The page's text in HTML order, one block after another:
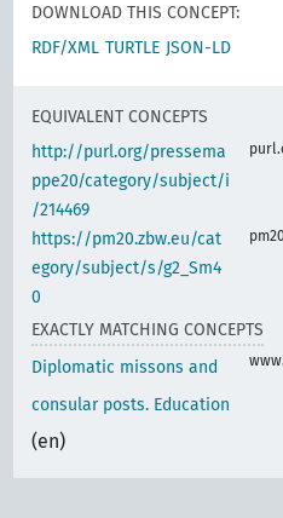
DOWNLOAD THIS CONCEPT:
RDF/XML TURTLE JSON-LD
EQUIVALENT CONCEPTS
http://purl.org/pressema
ppe20/category/subject/i
/214469
https://pm20.zbw.eu/cat
egory/subject/s/g2_Sm4
0
EXACTLY MATCHING CONCEPTS
Diplomatic missons and
consular posts. Education
(en)